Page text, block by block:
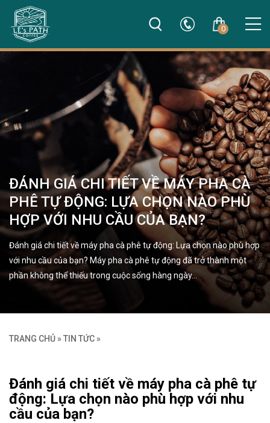
0
ĐÁNH GIÁ CHI TIẾT VỀ MÁY PHA CÀ
PHÊ TỰ ĐỘNG: LỰA CHỌN NÀO PHÙ
HỢP VỚI NHU CẦU CỦA BẠN?
Đánh giá chi tiết về máy pha cà phê tự động: Lựa chọn nào phù hợp
với nhu cầu của bạn? Máy pha cà phê tự động đã trở thành một
phần không thể thiếu trong cuộc sống hàng ngày…
TRANG CHỦ » TIN TỨC »
Đánh giá chi tiết về máy pha cà phê tự
động: Lựa chọn nào phù hợp với nhu
cầu của bạn?